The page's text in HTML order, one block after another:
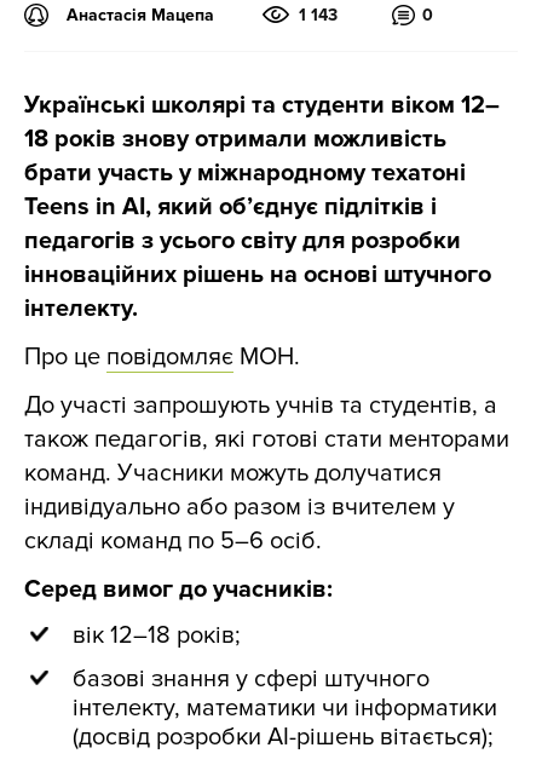
Анастасія Мацепа 1 143 0
Українські школярі та студенти віком 12–
18 років знову отримали можливість
брати участь у міжнародному техатоні
Teens in AI, який об’єднує підлітків і
педагогів з усього світу для розробки
інноваційних рішень на основі штучного
інтелекту.
Про це повідомляє МОН.
До участі запрошують учнів та студентів, а
також педагогів, які готові стати менторами
команд. Учасники можуть долучатися
індивідуально або разом із вчителем у
складі команд по 5–6 осіб.
Серед вимог до учасників:
вік 12–18 років;
базові знання у сфері штучного
інтелекту, математики чи інформатики
(досвід розробки AI-рішень вітається);